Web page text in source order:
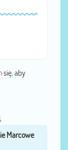
się, aby